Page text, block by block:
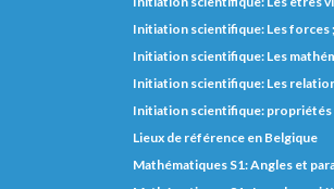
Initiation scientifique: Les forces
Initiation scientifique: Les
Initiation scientifique: Les
Initiation scientifique: propriétés
Lieux de référence en Belgique
Mathématiques S1: Angles et